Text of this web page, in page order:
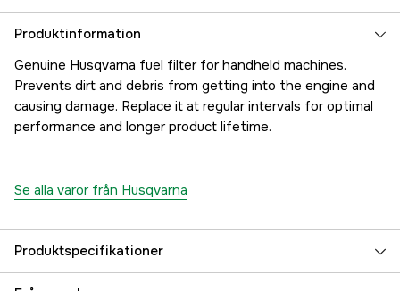
Produktinformation
Genuine Husqvarna fuel filter for handheld machines.
Prevents dirt and debris from getting into the engine and
causing damage. Replace it at regular intervals for optimal
performance and longer product lifetime.
Se alla varor från Husqvarna
Produktspecifikationer